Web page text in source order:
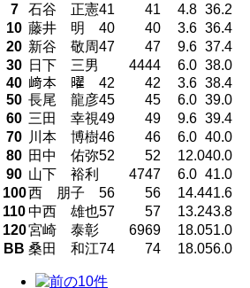
7
石谷 正憲41 41 4.8 36.2
10 藤井 明 40 40 3.6 36.4
20 新谷 敬周47 47 9.6 37.4
30 日下 三男 4444 6.0 38.0
40 﨑本 曜 42 42 3.6 38.4
50 長尾 龍彦45 45 6.0 39.0
60 三田 幸視49 49 9.6 39.4
70 川本 博樹46 46 6.0 40.0
80 田中 佑弥52 52 12.040.0
90 山下 裕利 4747 6.0 41.0
100西 朋子 56 56 14.441.6
110中西 雄也57 57 13.243.8
120宮崎 泰彰 6969 18.051.0
BB 桑田 和江74 74 18.056.0